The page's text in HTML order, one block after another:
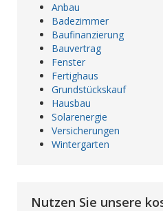
Anbau
Badezimmer
Baufinanzierung
Bauvertrag
Fenster
Fertighaus
Grundstückskauf
Hausbau
Solarenergie
Versicherungen
Wintergarten
Nutzen Sie unsere